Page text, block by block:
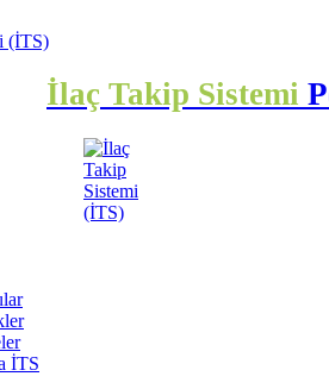
İlaç Takip Sistemi
İTS